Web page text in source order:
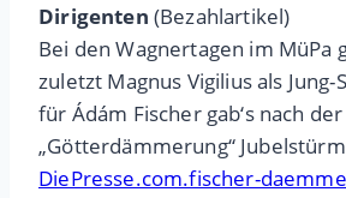
Dirigenten (Bezahlartikel)
Bei den Wagnertagen im MüPa
zuletzt Magnus Vigilius als Jung-
für Ádám Fischer gab‘s nach der
„Götterdämmerung“
DiePresse.com.fischer-